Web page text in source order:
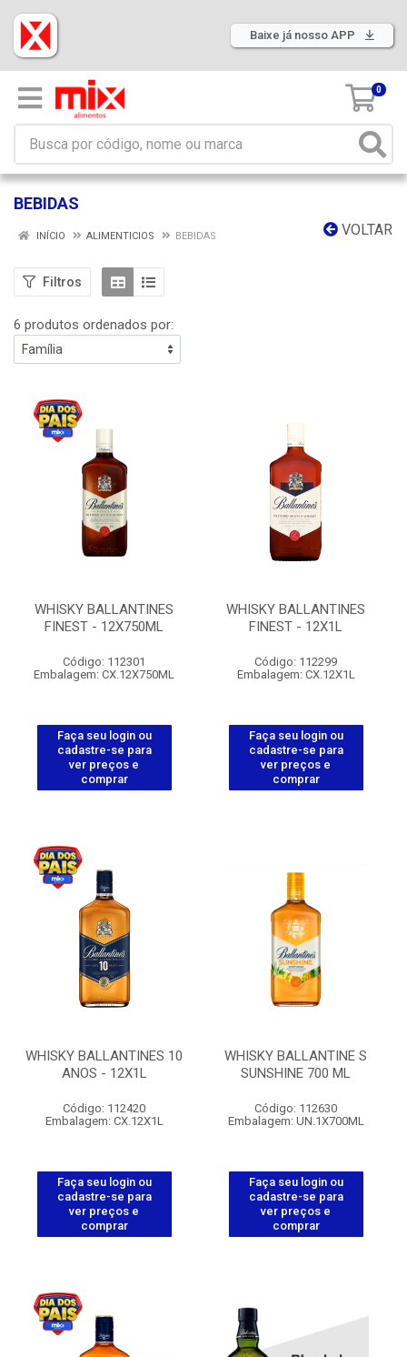
Baixe já nosso APP
0
BEBIDAS
VOLTAR
INÍCIO ALIMENTICIOS BEBIDAS
Filtros
6 produtos ordenados por:
WHISKY BALLANTINES
FINEST - 12X750ML
Código: 112301
Embalagem: CX.12X750ML
Faça seu login ou
cadastre-se para
ver preços e
comprar
WHISKY BALLANTINES
FINEST - 12X1L
Código: 112299
Embalagem: CX.12X1L
Faça seu login ou
cadastre-se para
ver preços e
comprar
WHISKY BALLANTINES 10
ANOS - 12X1L
Código: 112420
Embalagem: CX.12X1L
Faça seu login ou
cadastre-se para
ver preços e
comprar
WHISKY BALLANTINE S
SUNSHINE 700 ML
Código: 112630
Embalagem: UN.1X700ML
Faça seu login ou
cadastre-se para
ver preços e
comprar